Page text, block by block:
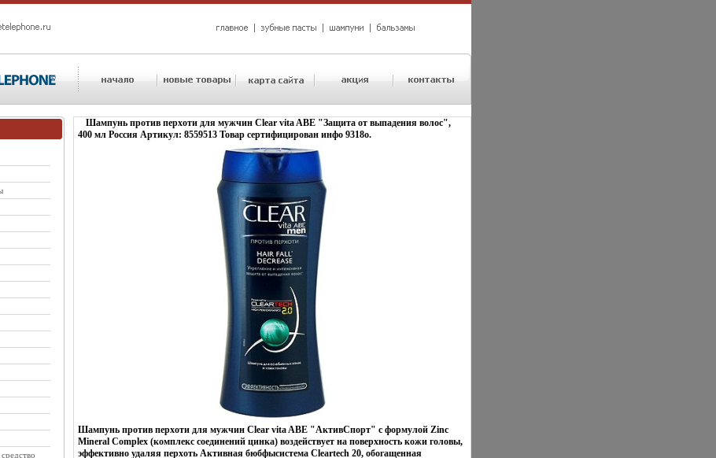
Шампунь против перхоти для мужчин Clear vita ABE "Защита от выпадения волос",
400 мл Россия Артикул: 8559513 Товар сертифицирован инфо 9318o.
Шампунь против перхоти для мужчин Clear vita ABE "АктивСпорт" с формулой Zinc
Mineral Complex (комплекс соединений цинка) воздействует на поверхность кожи головы,
эффективно удаляя перхоть Активная бюбфысистема Cleartech 20, обогащенная